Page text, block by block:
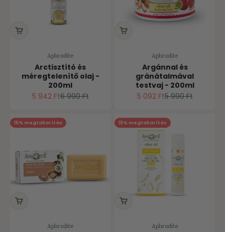
Aphrodite
Arctisztító és
méregtelenítő olaj -
200ml
Ár
5 942 FtNormál ár
6 990 Ft
Aphrodite
Argánnal és
gránátalmával
testvaj - 200ml
Ár
5 092 FtNormál ár
5 990 Ft
15% megtakarítás
Aphrodite
15% megtakarítás
Aphrodite